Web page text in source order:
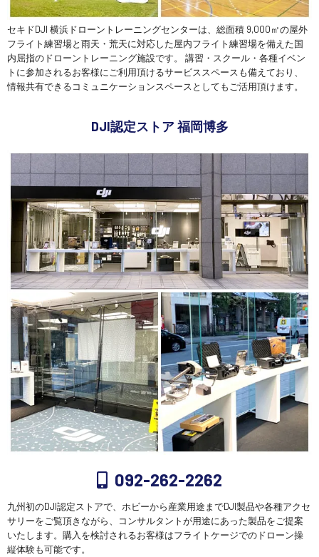
セキドDJI 横浜ドローントレーニングセンターは、総面積 9,000㎡の屋外
フライト練習場と雨天・荒天に対応した屋内フライト練習場を備えた国
内屈指のドローントレーニング施設です。 講習・スクール・各種イベン
トに参加されるお客様にご利用頂けるサービススペースも備えており、
情報共有できるコミュニケーションスペースとしてもご活用頂けます。
DJI認定ストア 福岡博多
092-262-2262
九州初のDJI認定ストアで、ホビーから産業用途までDJI製品や各種アクセ
サリーをご覧頂きながら、コンサルタントが用途にあった製品をご提案
いたします。購入を検討されるお客様はフライトケージでのドローン操
縦体験も可能です。